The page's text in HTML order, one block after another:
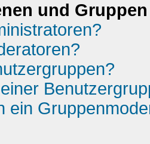
und Gruppen
ein